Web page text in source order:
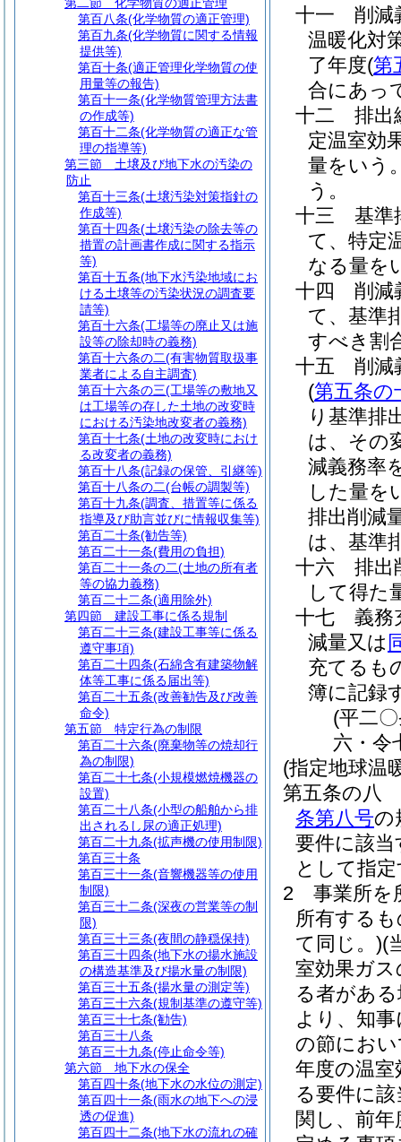
十一
削減
温暖化対
了年度(第
合にあっ
十二
排出
定温室効
量をいう
う。
十三
基準
て、特定
なる量を
十四
削減
て、基準
すべき割
十五
削減
(第五条の
り基準排
は、その
減義務率
した量を
排出削減
は、基準
十六
排出
して得た
十七
義
減量又は
充てるも
簿に記録
(平二
六・令
(指定地球温
第五条の八
条第八号の
要件に該
として指
2
事業所を
所有する
て同じ。)(
室効果ガ
る者があ
より、知
の節にお
年度の温
る要件に
関し、前
第百八条(化学物質の適正管理)
第百九条(化学物質に関する情報
提供等)
第百十条(適正管理化学物質の使
用量等の報告)
第百十一条(化学物質管理方法書
の作成等)
第百十二条(化学物質の適正な管
理の指導等)
第三節
土壌及び地下水の汚染の
防止
第百十三条(土壌汚染対策指針の
作成等)
第百十四条(土壌汚染の除去等の
措置の計画書作成に関する指示
等)
第百十五条(地下水汚染地域にお
ける土壌等の汚染状況の調査要
請等)
第百十六条(工場等の廃止又は施
設等の除却時の義務)
第百十六条の二(有害物質取扱事
業者による自主調査)
第百十六条の三(工場等の敷地又
は工場等の存した土地の改変時
における汚染地改変者の義務)
第百十七条(土地の改変時におけ
る改変者の義務)
第百十八条(記録の保管、引継等)
第百十八条の二(台帳の調製等)
第百十九条(調査、措置等に係る
指導及び助言並びに情報収集等)
第百二十条(勧告等)
第百二十一条(費用の負担)
第百二十一条の二(土地の所有者
等の協力義務)
第百二十二条(適用除外)
第四節
建設工事に係る規制
第百二十三条(建設工事等に係る
遵守事項)
第百二十四条(石綿含有建築物解
体等工事に係る届出等)
第百二十五条(改善勧告及び改善
命令)
第五節
特定行為の制限
第百二十六条(廃棄物等の焼却行
為の制限)
第百二十七条(小規模燃焼機器の
設置)
第百二十八条(小型の船舶から排
出されるし尿の適正処理)
第百二十九条(拡声機の使用制限)
第百三十条
第百三十一条(音響機器等の使用
制限)
第百三十二条(深夜の営業等の制
限)
第百三十三条(夜間の静穏保持)
第百三十四条(地下水の揚水施設
の構造基準及び揚水量の制限)
第百三十五条(揚水量の測定等)
第百三十六条(規制基準の遵守等)
第百三十七条(勧告)
第百三十八条
第百三十九条(停止命令等)
第六節
地下水の保全
第百四十条(地下水の水位の測定)
第百四十一条(雨水の地下への浸
透の促進)
第百四十二条(地下水の流れの確